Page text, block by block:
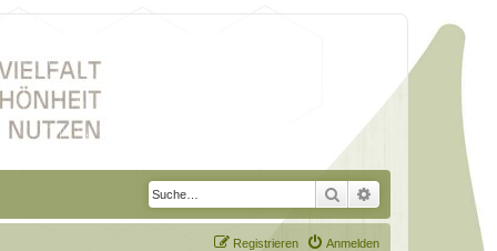
Suche Erweiterte Suche
Anmelden
Registrieren